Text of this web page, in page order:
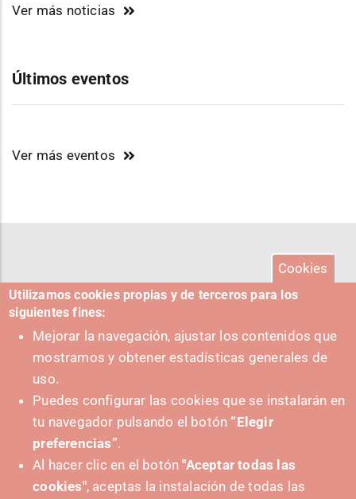
Ver más noticias
Últimos eventos
Ver más eventos
SUSTATZAILEA
Cookies
Utilizamos cookies propias y de terceros para los
siguientes fines:
Mejorar la navegación, ajustar los contenidos que
mostramos y obtener estadísticas generales de
uso.
Puedes configurar las cookies que se instalarán en
tu navegador pulsando el botón “Elegir
preferencias”.
Al hacer clic en el botón"Aceptar todas las
cookies", aceptas la instalación de todas las